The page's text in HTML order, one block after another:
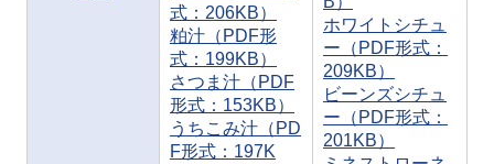
式：206KB）
粕汁（PDF形
式：199KB）
さつま汁（PDF
形式：153KB）
うちこみ汁（PD
F形式：197K
ホワイトシチュ
ー（PDF形式：
209KB）
ビーンズシチュ
ー（PDF形式：
201KB）